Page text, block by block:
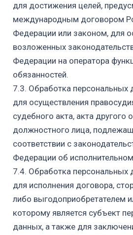
для достижения целей,
международным договором
Федерации или законом, для
возложенных
Федерации на оператора
обязанностей.
7.3. Обработка персональных
для осуществления
судебного акта, акта другого
должностного лица,
соответствии с
Федерации об
7.4. Обработка персональных
для исполнения договора,
либо выгодоприобретателем
которому является субъект
данных, а также для